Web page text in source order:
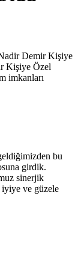
Demir Kişiye
Kişiye Özel
imkanları
bu
girdik.
sinerjik
ve güzele